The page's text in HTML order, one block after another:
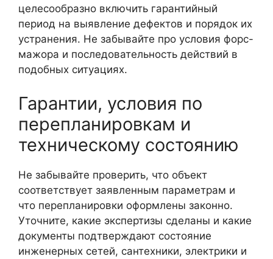
целесообразно включить гарантийный
период на выявление дефектов и порядок их
устранения. Не забывайте про условия форс-
мажора и последовательность действий в
подобных ситуациях.
Гарантии, условия по
перепланировкам и
техническому состоянию
Не забывайте проверить, что объект
соответствует заявленным параметрам и
что перепланировки оформлены законно.
Уточните, какие экспертизы сделаны и какие
документы подтверждают состояние
инженерных сетей, сантехники, электрики и